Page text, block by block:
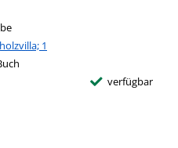
1
verfügbar